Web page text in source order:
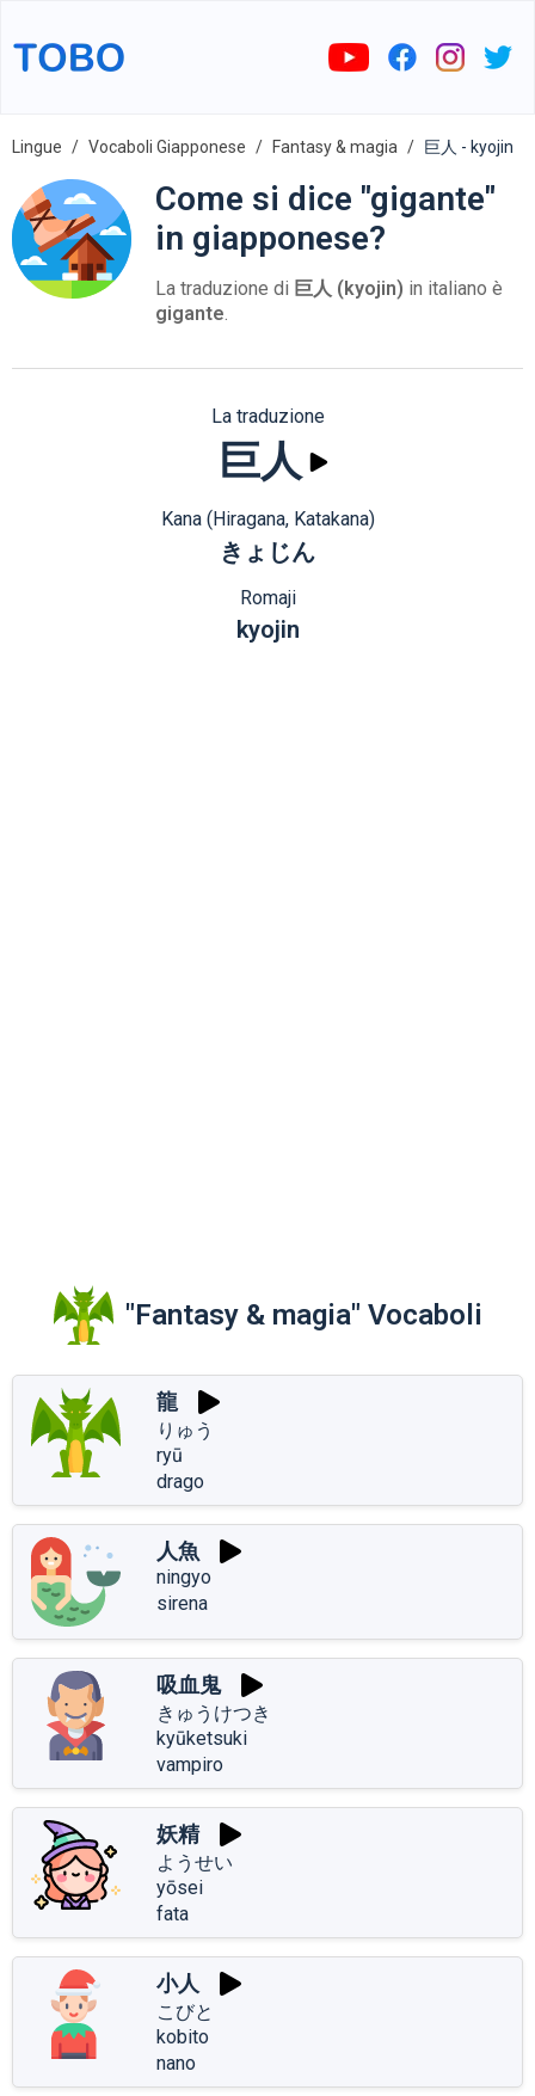
Lingue Vocaboli Giapponese Fantasy & magia 巨人 - kyojin
Come si dice "gigante"
in giapponese?
La traduzione di 巨人 (kyojin) in italiano è
gigante.
La traduzione
巨人
Kana (Hiragana, Katakana)
きょじん
Romaji
kyojin
"Fantasy & magia" Vocaboli
龍
りゅう
ryū
drago
人魚
ningyo
sirena
吸血鬼
きゅうけつき
kyūketsuki
vampiro
妖精
ようせい
yōsei
fata
小人
こびと
kobito
nano